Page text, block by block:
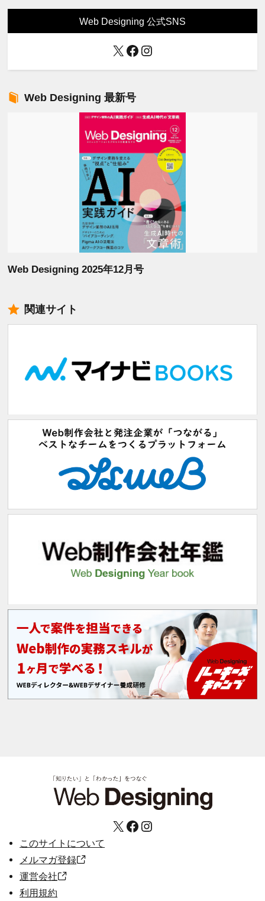
Web Designing 公式SNS
X Facebook
Instagram
Web Designing 最新号
Web Designing 2025年12月号
関連サイト
X Facebook Instagram
このサイトについて
メルマガ登録
運営会社
利用規約